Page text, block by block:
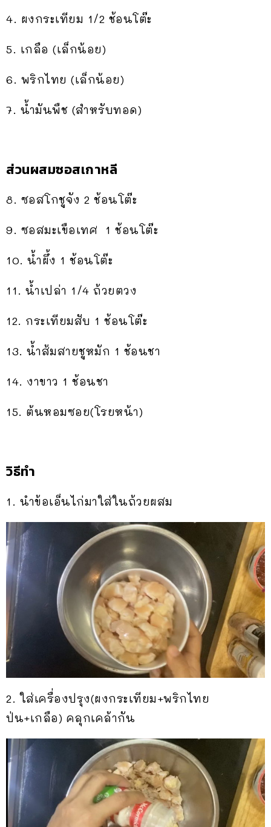
4. ผงกระเทียม 1/2 ช้อนโต๊ะ
5. เกลือ (เล็กน้อย)
6. พริกไทย (เล็กน้อย)
7. น้ำมันพืช (สำหรับทอด)
ส่วนผสมซอสเกาหลี
8. ซอสโกชูจัง 2 ช้อนโต๊ะ
9. ซอสมะเขือเทศ 1 ช้อนโต๊ะ
10. น้ำผึ้ง 1 ช้อนโต๊ะ
11. น้ำเปล่า 1/4 ถ้วยตวง
12. กระเทียมสับ 1 ช้อนโต๊ะ
13. น้ำส้มสายชูหมัก 1 ช้อนชา
14. งาขาว 1 ช้อนชา
15. ต้นหอมซอย(โรยหน้า)
วิธีทำ
1. นำข้อเอ็นไก่มาใส่ในถ้วยผสม
2. ใส่เครื่องปรุง(ผงกระเทียม+พริกไทย
ป่น+เกลือ) คลุกเคล้ากัน